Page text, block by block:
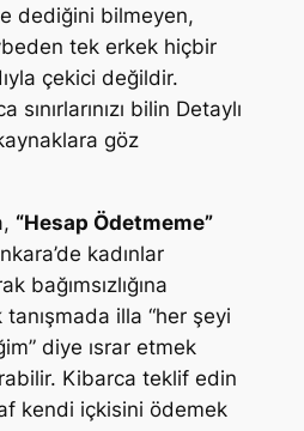
dediğini bilmeyen,
tek erkek hiçbir
çekici değildir.
sınırlarınızı bilin Detaylı
göz
“Hesap Ödetmeme”
kadınlar
bağımsızlığına
illa “her şeyi
diye ısrar etmek
Kibarca teklif edin
kendi içkisini ödemek